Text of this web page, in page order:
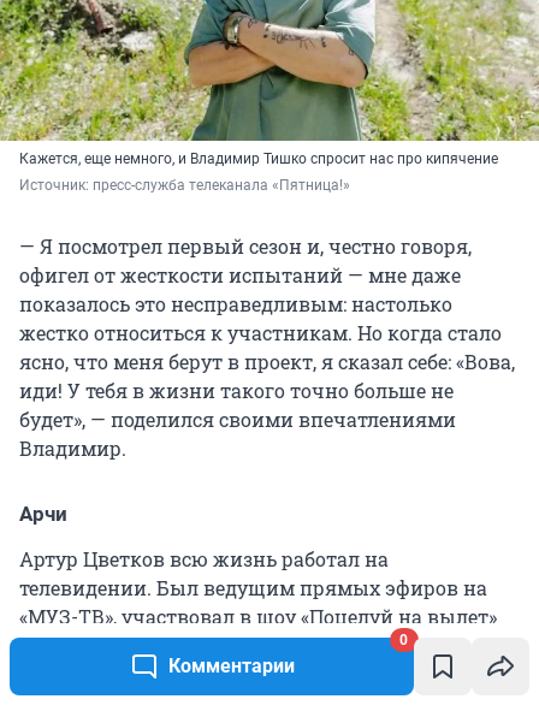
Комментарии
0
Кажется, еще немного, и Владимир Тишко спросит нас про кипячение
Источник: пресс-служба телеканала «Пятница!»
— Я посмотрел первый сезон и, честно говоря,
офигел от жесткости испытаний — мне даже
показалось это несправедливым: настолько
жестко относиться к участникам. Но когда стало
ясно, что меня берут в проект, я сказал себе: «Вова,
иди! У тебя в жизни такого точно больше не
будет», — поделился своими впечатлениями
Владимир.
Арчи
Артур Цветков всю жизнь работал на
телевидении. Был ведущим прямых эфиров на
«МУЗ-ТВ», участвовал в шоу «Поцелуй на вылет»
(16+) на MTV, успел засветиться в «Больших
гонках» (16+), где показал, чего стоит, проходя